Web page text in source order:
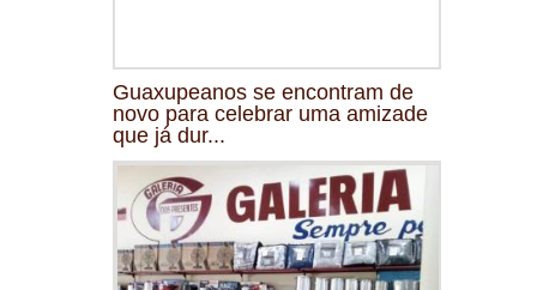
Guaxupeanos se encontram de
novo para celebrar uma amizade
que já dur...